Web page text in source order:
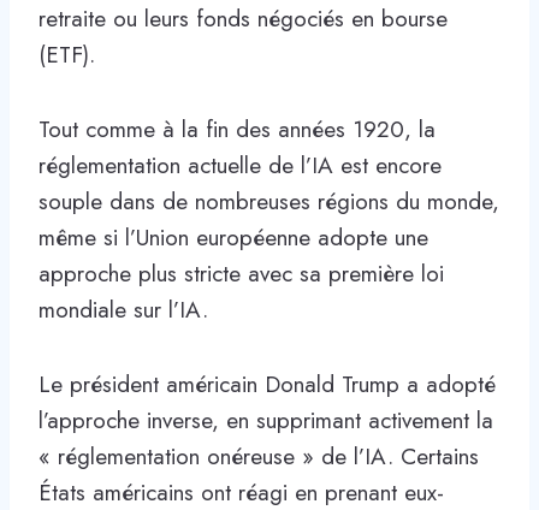
retraite ou leurs fonds négociés en bourse
(ETF).
Tout comme à la fin des années 1920, la
réglementation actuelle de l’IA est encore
souple dans de nombreuses régions du monde,
même si l’Union européenne adopte une
approche plus stricte avec sa première loi
mondiale sur l’IA.
Le président américain Donald Trump a adopté
l’approche inverse, en supprimant activement la
« réglementation onéreuse » de l’IA. Certains
États américains ont réagi en prenant eux-